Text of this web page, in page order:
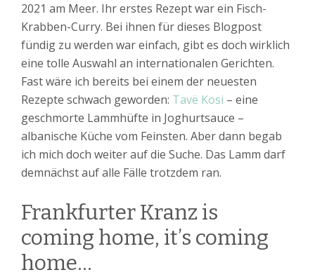
2021 am Meer. Ihr erstes Rezept war ein Fisch-
Krabben-Curry. Bei ihnen für dieses Blogpost
fündig zu werden war einfach, gibt es doch wirklich
eine tolle Auswahl an internationalen Gerichten.
Fast wäre ich bereits bei einem der neuesten
Rezepte schwach geworden: Tavë Kosi – eine
geschmorte Lammhüfte in Joghurtsauce –
albanische Küche vom Feinsten. Aber dann begab
ich mich doch weiter auf die Suche. Das Lamm darf
demnächst auf alle Fälle trotzdem ran.
Frankfurter Kranz is
coming home, it’s coming
home…